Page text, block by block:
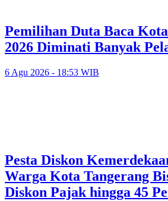
Pemilihan Duta Baca
2026 Diminati Banyak
6 Agu 2026 - 18:53 WIB
Pesta Diskon
Warga Kota Tangerang
Diskon Pajak hingga 45